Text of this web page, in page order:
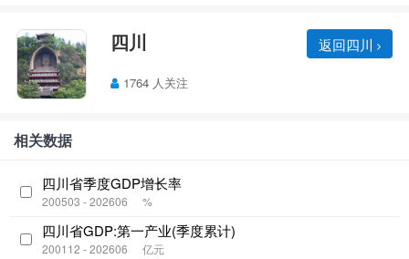
四川 返回四川
1764 人关注
相关数据
四川省季度GDP增长率
200503 - 202606 %
四川省GDP:第一产业(季度累计)
200112 - 202606 亿元